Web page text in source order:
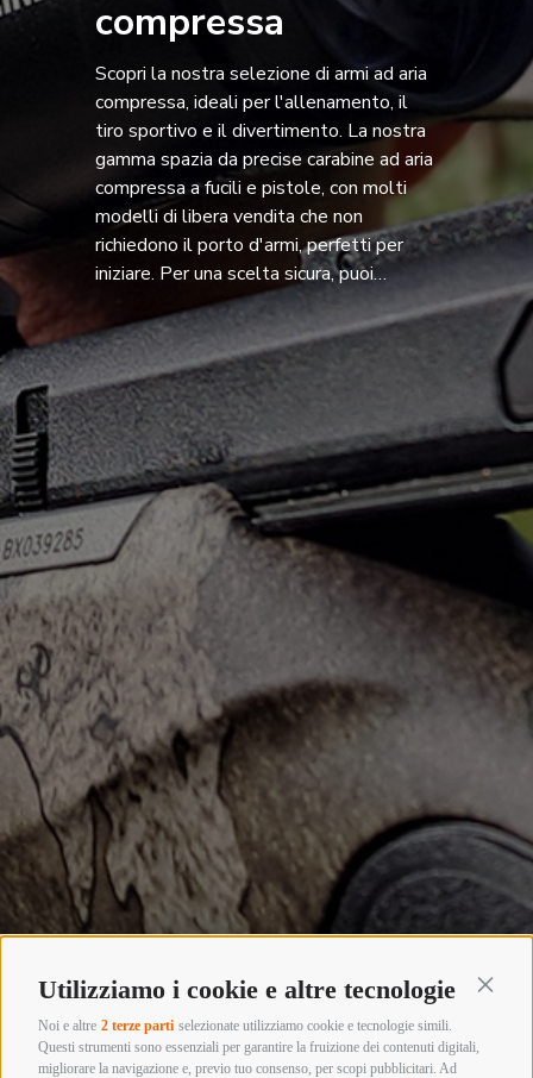
Utilizziamo i cookie e altre tecnologie
Noi e altre 2 terze parti selezionate utilizziamo cookie e tecnologie simili.
Questi strumenti sono essenziali per garantire la fruizione dei contenuti digitali,
migliorare la navigazione e, previo tuo consenso, per scopi pubblicitari. Ad
compressa
Scopri la nostra selezione di armi ad aria
compressa, ideali per l'allenamento, il
tiro sportivo e il divertimento. La nostra
gamma spazia da precise carabine ad aria
compressa a fucili e pistole, con molti
modelli di libera vendita che non
richiedono il porto d'armi, perfetti per
iniziare. Per una scelta sicura, puoi
testare la precisione di ogni arma nel
nostro tunnel dedicato. Esplora la
collezione e trova lo strumento perfetto
per la tua passione!